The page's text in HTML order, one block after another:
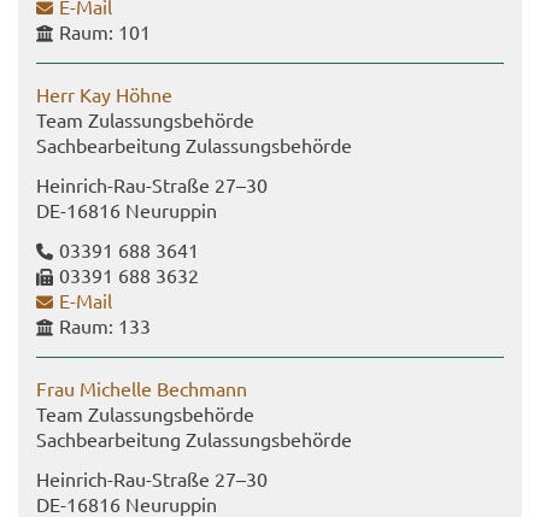
E-​Mail
Raum: 101
Herr Kay Höhne
Team Zu­las­sungs­be­hör­de
Sach­be­ar­bei­tung Zu­las­sungs­be­hör­de
Heinrich-​Rau-Straße 27–30
DE-​16816 Neu­rup­pin
03391 688 3641
03391 688 3632
E-​Mail
Raum: 133
Frau Mi­chel­le Bech­mann
Team Zu­las­sungs­be­hör­de
Sach­be­ar­bei­tung Zu­las­sungs­be­hör­de
Heinrich-​Rau-Straße 27–30
DE-​16816 Neu­rup­pin